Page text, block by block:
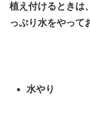
植え付けるときは
っぷり水をやって
水やり